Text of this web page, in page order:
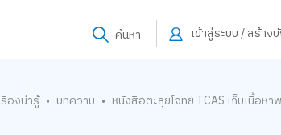
ค้นหา เข้าสู่ระบบ / สร้าง
รื่องน่ารู้ • บทความ • หนังสือตะลุยโจทย์ TCAS เก็บเนื้อห